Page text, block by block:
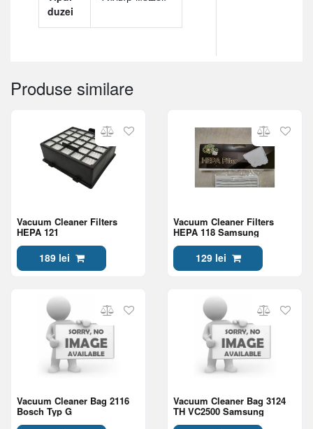
duzei
Produse similare
Vacuum Cleaner Filters
HEPA 121
189 lei
Vacuum Cleaner Filters
HEPA 118 Samsung
129 lei
Vacuum Cleaner Bag 2116
Bosch Typ G
Vacuum Cleaner Bag 3124
TH VC2500 Samsung